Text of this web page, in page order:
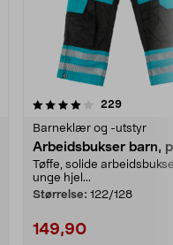
229
Barneklær og -utstyr
Arbeidsbukser barn,
Tøffe, solide
unge hjel...
Størrelse: 122/128
149,90
4.0 av 5 stjerner